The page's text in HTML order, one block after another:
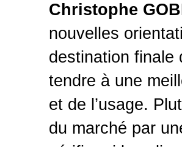
Christophe
nouvelles
destination finale
tendre à une
et de l’usage.
du marché par